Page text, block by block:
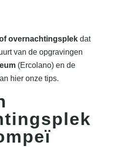
overnachtingsplekdat
van de opgravingen
(Ercolano) en de
hier onze tips.